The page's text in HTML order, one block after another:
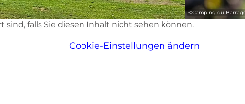
©Camping du
sind, falls Sie diesen Inhalt nicht sehen können.
Cookie-Einstellungen ändern